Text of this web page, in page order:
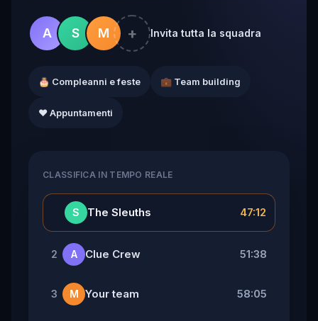
A S M + Invita tutta la squadra
🎂 Compleanni e feste 💼 Team building
❤️ Appuntamenti
CLASSIFICA IN TEMPO REALE
S The Sleuths 47:12
2 A Clue Crew 51:38
3 M Your team 58:05